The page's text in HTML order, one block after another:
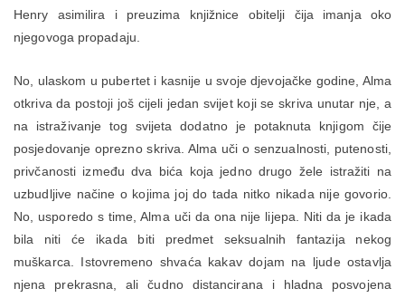
Henry asimilira i preuzima knjižnice obitelji čija imanja oko
njegovoga propadaju.
No, ulaskom u pubertet i kasnije u svoje djevojačke godine, Alma
otkriva da postoji još cijeli jedan svijet koji se skriva unutar nje, a
na istraživanje tog svijeta dodatno je potaknuta knjigom čije
posjedovanje oprezno skriva. Alma uči o senzualnosti, putenosti,
privčanosti između dva bića koja jedno drugo žele istražiti na
uzbudljive načine o kojima joj do tada nitko nikada nije govorio.
No, usporedo s time, Alma uči da ona nije lijepa. Niti da je ikada
bila niti će ikada biti predmet seksualnih fantazija nekog
muškarca. Istovremeno shvaća kakav dojam na ljude ostavlja
njena prekrasna, ali čudno distancirana i hladna posvojena